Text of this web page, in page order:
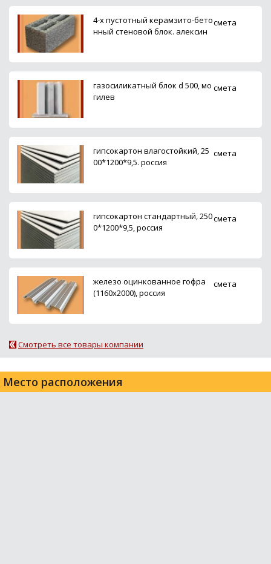
4-х пустотный керамзито-бето
нный стеновой блок. алексин
смета
газосиликатный блок d 500, мо
гилев
смета
гипсокартон влагостойкий, 25
00*1200*9,5. россия
смета
гипсокартон стандартный, 250
0*1200*9,5, россия
смета
железо оцинкованное гофра
(1160х2000), россия
смета
Смотреть все товары компании
Место расположения